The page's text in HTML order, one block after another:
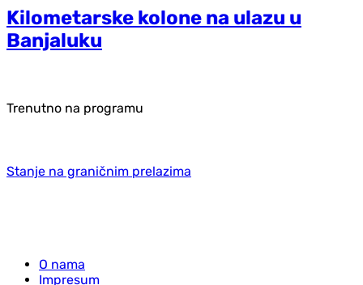
Kilometarske kolone na ulazu u
Banjaluku
Trenutno na programu
Stanje na graničnim prelazima
O nama
Impresum